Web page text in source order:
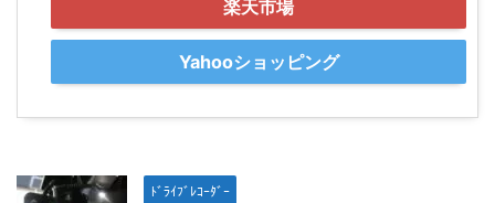
楽天市場
Yahooショッピング
ﾄﾞﾗｲﾌﾞﾚｺｰﾀﾞｰ